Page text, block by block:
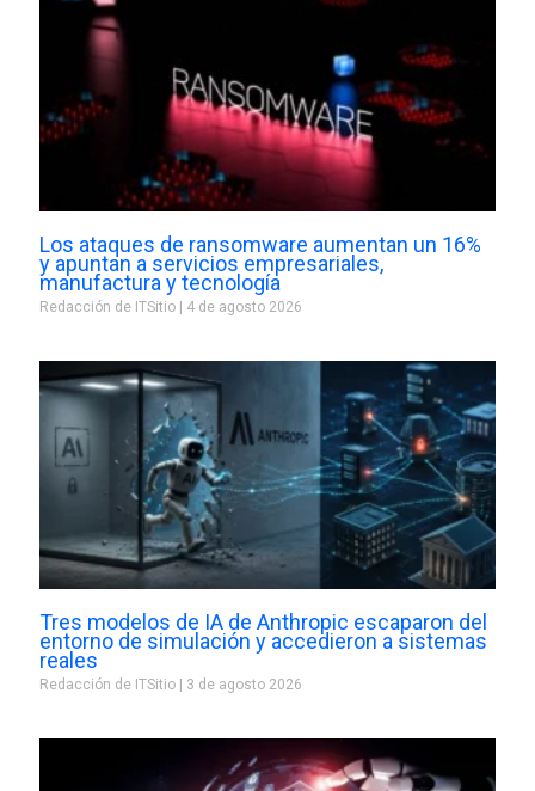
Los ataques de ransomware aumentan un 16%
y apuntan a servicios empresariales,
manufactura y tecnología
Redacción de ITSitio 4 de agosto 2026
Tres modelos de IA de Anthropic escaparon del
entorno de simulación y accedieron a sistemas
reales
Redacción de ITSitio 3 de agosto 2026